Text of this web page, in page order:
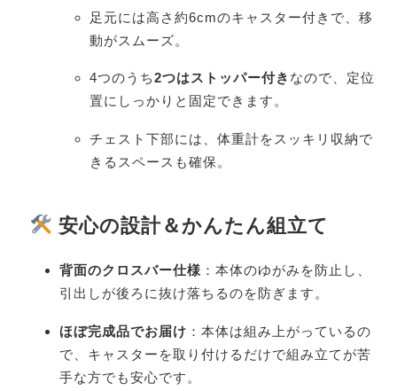
足元には高さ約6cmのキャスター付きで、移
動がスムーズ。
4つのうち2つはストッパー付き なので、定位
置にしっかりと固定できます。
チェスト下部には、体重計をスッキリ収納で
きるスペースも確保。
安心の設計＆かんたん組立て
背面のクロスバー仕様 ：本体のゆがみを防止し、
引出しが後ろに抜け落ちるのを防ぎます。
ほぼ完成品でお届け ：本体は組み上がっているの
で、キャスターを取り付けるだけで組み立てが苦
手な方でも安心です。